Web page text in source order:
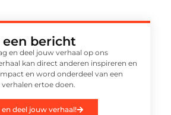
een bericht
en deel jouw verhaal op ons
kan direct anderen inspireren en
en word onderdeel van een
ertoe doen.
deel jouw verhaal!